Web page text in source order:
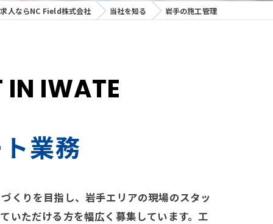
人ならNC Field株式会社 当社を知る 岩手の施工管理
業務
IN IWATE
くりを目指し、岩手エリアの現場のスタッ
いただける方を幅広く募集しています。工